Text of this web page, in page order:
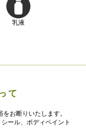
乳液
て
お断りいたします。
ール、ボディペイント